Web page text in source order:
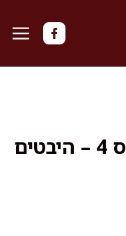
מכירת דירה ללא טופס 4 – היבטים